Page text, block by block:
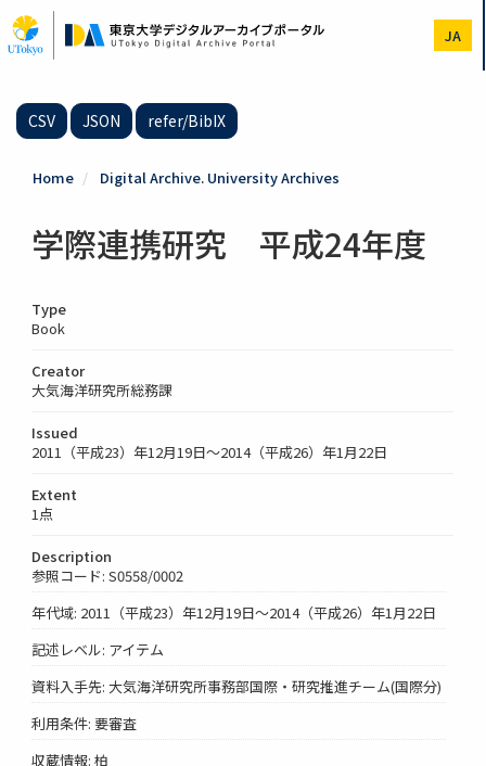
to
main
JA
CSV JSON refer/BibIX
Home Digital Archive. University Archives
学際連携研究 平成24年度
Type
Book
Creator
大気海洋研究所総務課
Issued
2011（平成23）年12月19日～2014（平成26）年1月22日
Extent
1点
Description
参照コード: S0558/0002
年代域: 2011（平成23）年12月19日～2014（平成26）年1月22日
記述レベル: アイテム
資料入手先: 大気海洋研究所事務部国際・研究推進チーム(国際分)
利用条件: 要審査
収蔵情報: 柏